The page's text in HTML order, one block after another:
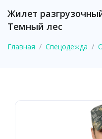
Жилет
Темный лес
Главная Спецодежда